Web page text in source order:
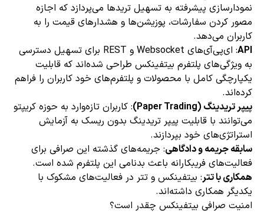
نمودارسازی پیشرفته به تسهیل تریدها می‌پردازد که اجازه
مصور کردن سفارشات، پوزیشن‌ها و هشدارهای قیمت را به
کاربران می‌دهد.
API
: ای‌پی‌آی‌های Websocket و REST برای تسهیل دسترسی
به ویژگی‌های پلتفرم بیتفینکس طراحی شده‌اند که قابلیت
یکپارچگی کامل با محصولات و پلتفرم‌های خود کاربران را فراهم
کرده‌اند.
پیپر تریدینگ (Paper Trading)
: کاربران تازه‌وارد به حوزه کریپتو
می‌توانند با قابلیت پیپر تریدینگ بدون ریسک به آزمایش
استراتژی‌های خود بپردازند.
سابقه جریمه و دادگاهی: جریمه‌های گذشته این صرافی برای
فعالیت‌های فریبکارانه باعث بدنامی این پلتفرم شده است.
همکاری با تتر: بیتفینکس و تتر در فعالیت‌های مشکوک با
یکدیگر همکاری داشته‌اند.
امنیت صرافی بیتفینکس چقدر است؟